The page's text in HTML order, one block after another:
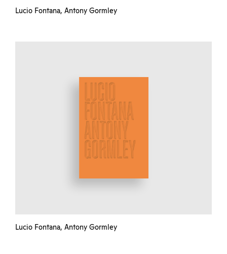
Lucio Fontana, Antony Gormley
Lucio Fontana, Antony Gormley